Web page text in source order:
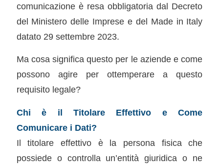
comunicazione è resa obbligatoria dal Decreto
del Ministero delle Imprese e del Made in Italy
datato 29 settembre 2023.
Ma cosa significa questo per le aziende e come
possono agire per ottemperare a questo
requisito legale?
Chi è il Titolare Effettivo e Come
Comunicare i Dati?
Il titolare effettivo è la persona fisica che
possiede o controlla un’entità giuridica o ne